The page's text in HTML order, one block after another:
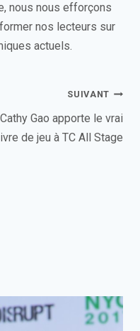
nous nous efforçons
nos lecteurs sur
actuels.
SUIVANT
Cathy Gao apporte le vrai
de jeu à TC All Stage